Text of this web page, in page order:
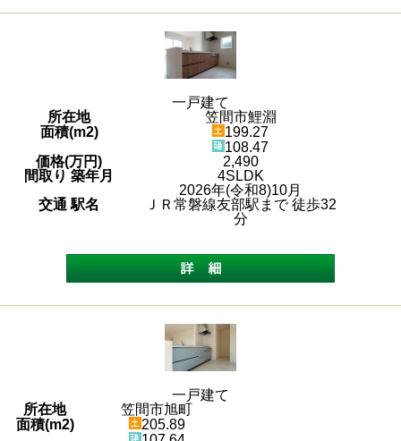
一戸建て
所在地
笠間市鯉淵
面積(m2)
199.27
108.47
価格(万円)
2,490
間取り 築年月
4SLDK
2026年(令和8)10月
交通 駅名
ＪＲ常磐線友部駅まで 徒歩32
分
一戸建て
所在地
笠間市旭町
面積(m2)
205.89